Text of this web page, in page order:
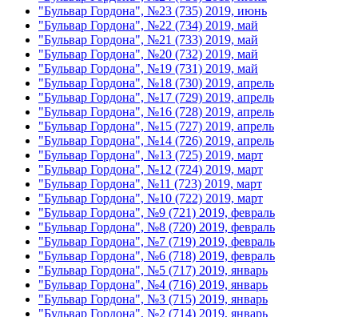
"Бульвар Гордона", №23 (735) 2019, июнь
"Бульвар Гордона", №22 (734) 2019, май
"Бульвар Гордона", №21 (733) 2019, май
"Бульвар Гордона", №20 (732) 2019, май
"Бульвар Гордона", №19 (731) 2019, май
"Бульвар Гордона", №18 (730) 2019, апрель
"Бульвар Гордона", №17 (729) 2019, апрель
"Бульвар Гордона", №16 (728) 2019, апрель
"Бульвар Гордона", №15 (727) 2019, апрель
"Бульвар Гордона", №14 (726) 2019, апрель
"Бульвар Гордона", №13 (725) 2019, март
"Бульвар Гордона", №12 (724) 2019, март
"Бульвар Гордона", №11 (723) 2019, март
"Бульвар Гордона", №10 (722) 2019, март
"Бульвар Гордона", №9 (721) 2019, февраль
"Бульвар Гордона", №8 (720) 2019, февраль
"Бульвар Гордона", №7 (719) 2019, февраль
"Бульвар Гордона", №6 (718) 2019, февраль
"Бульвар Гордона", №5 (717) 2019, январь
"Бульвар Гордона", №4 (716) 2019, январь
"Бульвар Гордона", №3 (715) 2019, январь
"Бульвар Гордона", №2 (714) 2019, январь